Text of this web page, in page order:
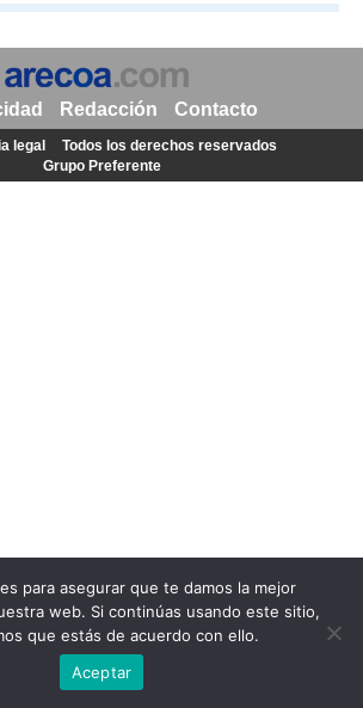
para asegurar que te damos la mejor
web. Si continúas usando este sitio,
que estás de acuerdo con ello.
Aceptar
Redacción Contacto
legal
Todos los derechos reservados
Grupo Preferente